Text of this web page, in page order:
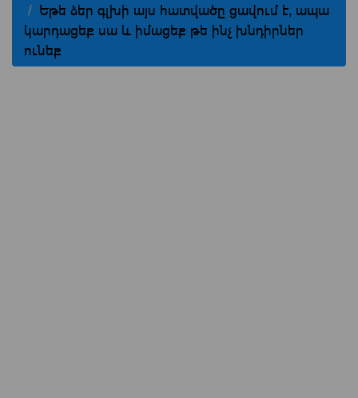
Եթե ձեր գլխի այս հատվածը ցավում է, ապա
կարդացեք սա և իմացեք թե ինչ խնդիրներ
ունեք